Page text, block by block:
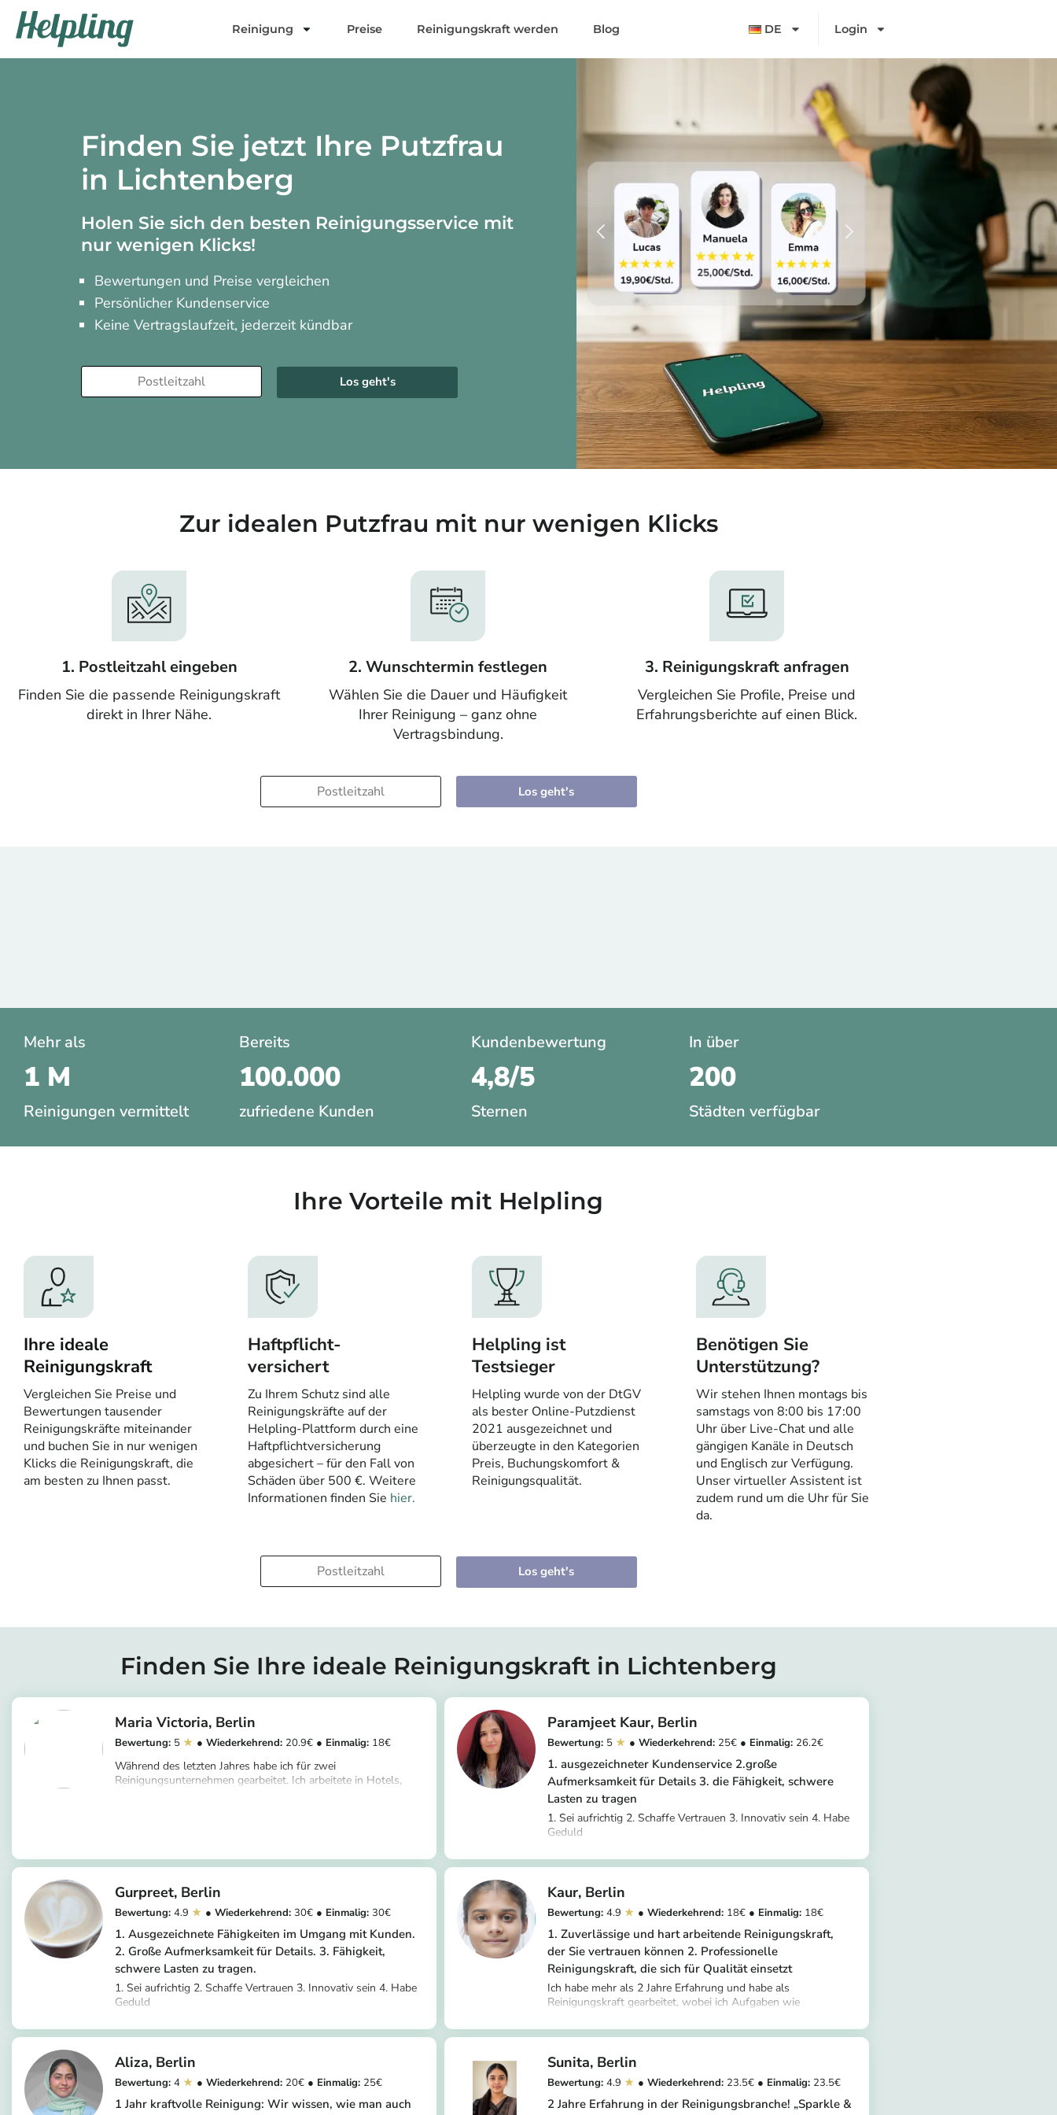
springen
Reinigung Preise Reinigungskraft werden Blog DE Login
Finden Sie jetzt Ihre Putzfrau
in Lichtenberg
Holen Sie sich den besten Reinigungsservice mit
nur wenigen Klicks!
Bewertungen und Preise vergleichen
Persönlicher Kundenservice
Keine Vertragslaufzeit, jederzeit kündbar
Los geht's
Zur idealen Putzfrau mit nur wenigen Klicks
1. Postleitzahl eingeben
Finden Sie die passende Reinigungskraft
direkt in Ihrer Nähe.
2. Wunschtermin festlegen
Wählen Sie die Dauer und Häufigkeit
Ihrer Reinigung – ganz ohne
Vertragsbindung.
3. Reinigungskraft anfragen
Vergleichen Sie Profile, Preise und
Erfahrungsberichte auf einen Blick.
Los geht's
Mehr als
1 M
Reinigungen vermittelt
Bereits
100.000
zufriedene Kunden
Kundenbewertung
4,8/5
Sternen
In über
200
Städten verfügbar
Ihre Vorteile mit Helpling​
Ihre ideale
Reinigungskraft
Vergleichen Sie Preise und
Bewertungen tausender
Reinigungskräfte miteinander
und buchen Sie in nur wenigen
Klicks die Reinigungskraft, die
am besten zu Ihnen passt.
Haftpflicht-
versichert
Zu Ihrem Schutz sind alle
Reinigungskräfte auf der
Helpling-Plattform durch eine
Haftpflichtversicherung
abgesichert – für den Fall von
Schäden über 500 €. Weitere
Informationen finden Sie hier.
Helpling ist
Testsieger
Helpling wurde von der DtGV
als bester Online-Putzdienst
2021 ausgezeichnet und
überzeugte in den Kategorien
Preis, Buchungskomfort &
Reinigungsqualität.
Benötigen Sie
Unterstützung?
Wir stehen Ihnen montags bis
samstags von 8:00 bis 17:00
Uhr über Live-Chat und alle
gängigen Kanäle in Deutsch
und Englisch zur Verfügung.
Unser virtueller Assistent ist
zudem rund um die Uhr für Sie
da.
Los geht's
Finden Sie Ihre ideale Reinigungskraft in Lichtenberg
Maria Victoria Berlin
5 20.9 18
Während des letzten Jahres habe ich für zwei
Reinigungsunternehmen gearbeitet. Ich arbeitete in Hotels,
Paramjeet Kaur Berlin
5 25 26.2
1. ausgezeichneter Kundenservice 2.große
Aufmerksamkeit für Details 3. die Fähigkeit, schwere
Lasten zu tragen
1. Sei aufrichtig 2. Schaffe Vertrauen 3. Innovativ sein 4. Habe
Geduld
kaur-b-cb76400f-baef-4d5f-aa95-6892b3b3fb28
Gurpreet Berlin
4.9 30 30
1. Ausgezeichnete Fähigkeiten im Umgang mit Kunden.
2. Große Aufmerksamkeit für Details. 3. Fähigkeit,
schwere Lasten zu tragen.
1. Sei aufrichtig 2. Schaffe Vertrauen 3. Innovativ sein 4. Habe
Geduld
26244a03-fde4-4212-ad6d-ee1865ff0ae5
Kaur Berlin
4.9 18 18
1. Zuverlässige und hart arbeitende Reinigungskraft,
der Sie vertrauen können 2. Professionelle
Reinigungskraft, die sich für Qualität einsetzt
Ich habe mehr als 2 Jahre Erfahrung und habe als
Reinigungskraft gearbeitet, wobei ich Aufgaben wie
Bäder reinigen und Arbeitsbereiche organisieren übernommen
Anweisungen schnell zu befolgen.
Aliza Berlin
4 20 25
1 Jahr kraftvolle Reinigung: Wir wissen, wie man auch
Sunita Berlin
4.9 23.5 23.5
2 Jahre Erfahrung in der Reinigungsbranche! „Sparkle &